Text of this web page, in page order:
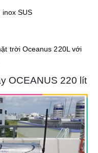
SUS
trời Oceanus 220L với
OCEANUS 220 lít